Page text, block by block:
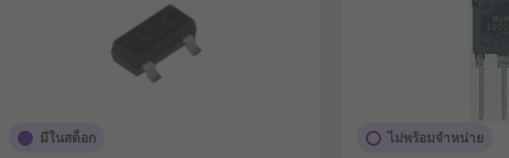
มีในสต็อก ไม่พร้อมจำหน่าย